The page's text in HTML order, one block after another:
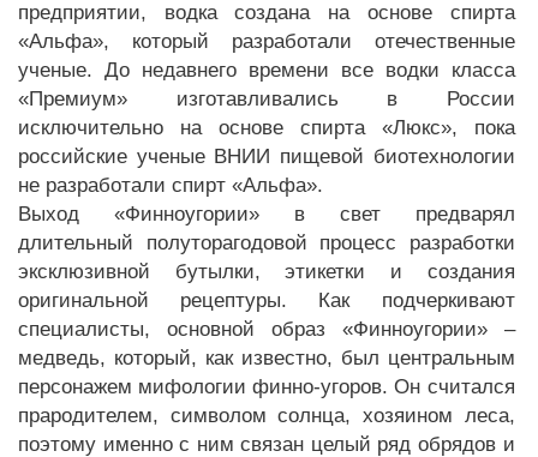
предприятии, водка создана на основе спирта
«Альфа», который разработали отечественные
ученые. До недавнего времени все водки класса
«Премиум» изготавливались в России
исключительно на основе спирта «Люкс», пока
российские ученые ВНИИ пищевой биотехнологии
не разработали спирт «Альфа».
Выход «Финноугории» в свет предварял
длительный полуторагодовой процесс разработки
эксклюзивной бутылки, этикетки и создания
оригинальной рецептуры. Как подчеркивают
специалисты, основной образ «Финноугории» –
медведь, который, как известно, был центральным
персонажем мифологии финно-угоров. Он считался
прародителем, символом солнца, хозяином леса,
поэтому именно с ним связан целый ряд обрядов и